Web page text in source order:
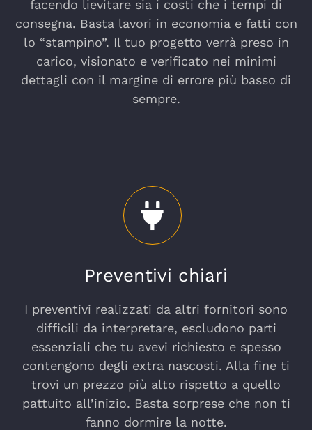
facendo lievitare sia i costi che i tempi di
consegna. Basta lavori in economia e fatti con
lo “stampino”. Il tuo progetto verrà preso in
carico, visionato e verificato nei minimi
dettagli con il margine di errore più basso di
sempre.
Preventivi chiari
I preventivi realizzati da altri fornitori sono
difficili da interpretare, escludono parti
essenziali che tu avevi richiesto e spesso
contengono degli extra nascosti. Alla fine ti
trovi un prezzo più alto rispetto a quello
pattuito all’inizio. Basta sorprese che non ti
fanno dormire la notte.